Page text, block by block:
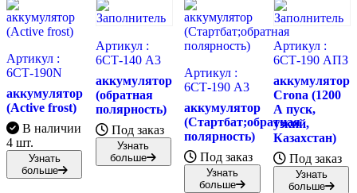
Артикул :
6СТ-190N
аккумулятор
(Active frost)
В наличии
4 шт.
Узнать
больше
Артикул :
6СТ-140 А3
аккумулятор
(обратная
полярность)
Под заказ
Узнать
больше
Артикул :
6СТ-190 А3
аккумулятор
(Стартбат;обратная
полярность)
Под заказ
Узнать
больше
Артикул :
6СТ-190 АПЗ
аккумулятор
Crona (1200
А пуск,
узкий,
Казахстан)
Под заказ
Узнать
больше